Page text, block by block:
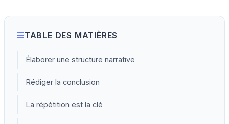
TABLE DES MATIÈRES
Élaborer une structure narrative
Rédiger la conclusion
La répétition est la clé